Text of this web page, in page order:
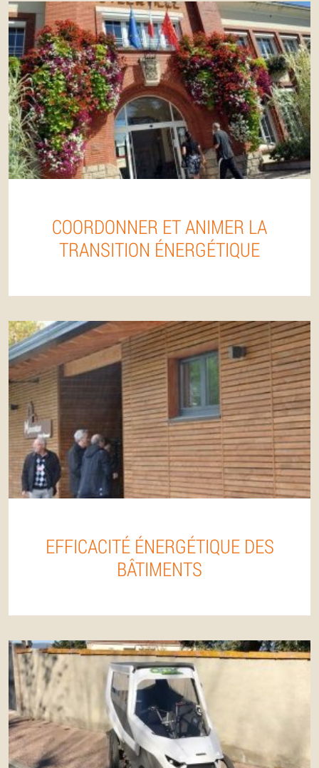
COORDONNER ET ANIMER LA
TRANSITION ÉNERGÉTIQUE
EFFICACITÉ ÉNERGÉTIQUE DES
BÂTIMENTS